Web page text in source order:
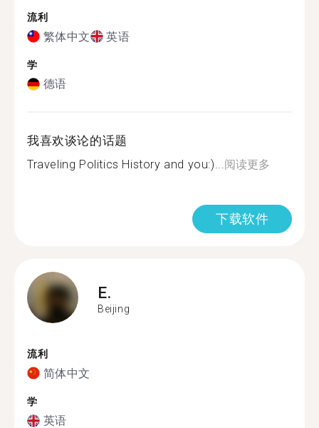
流利
繁体中文 英语
学
德语
我喜欢谈论的话题
Traveling Politics History and you:)...阅读更多
下载软件
E.
Beijing
流利
简体中文
学
英语